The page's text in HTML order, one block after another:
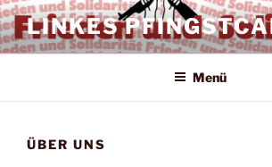
Zum
Inhalt
springen
LINKES
Menü
ÜBER UNS